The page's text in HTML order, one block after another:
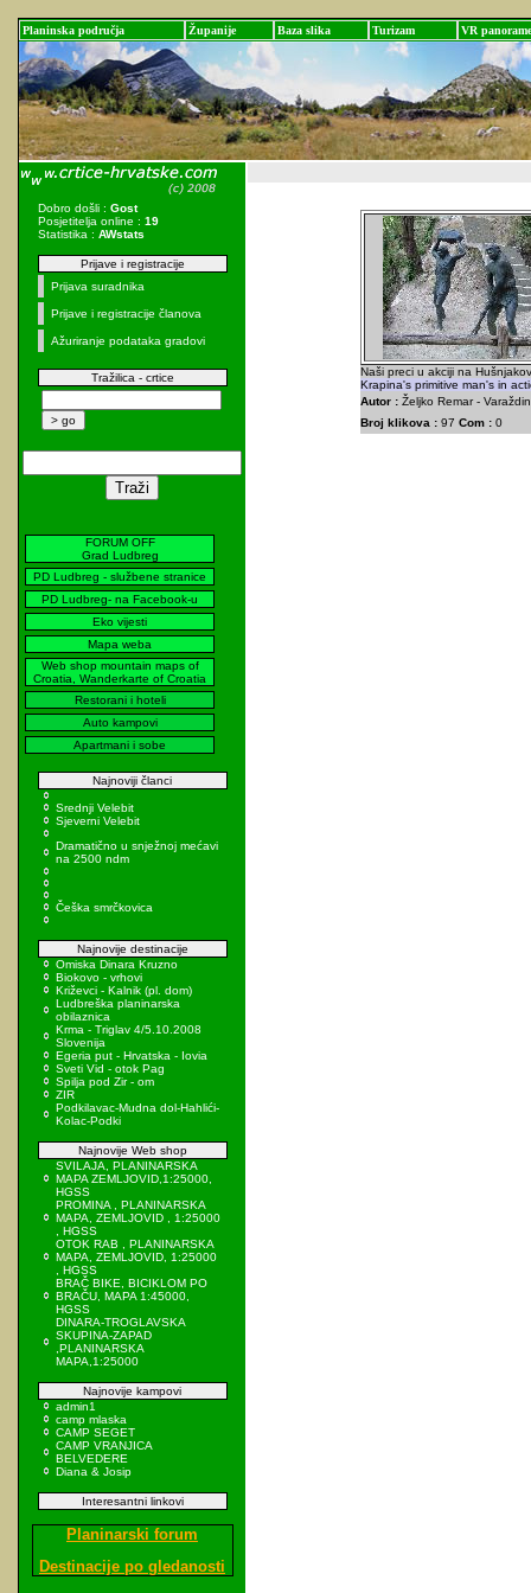
Planinska područja Županije Baza slika Turizam VR panorame
Dobro došli : Gost
Posjetitelja online : 19
Statistika : AWstats
Prijave i registracije
Prijava suradnika
Prijave i registracije članova
Ažuriranje podataka gradovi
Tražilica - crtice
FORUM OFF
Grad Ludbreg
PD Ludbreg - službene stranice
PD Ludbreg- na Facebook-u
Eko vijesti
Mapa weba
Web shop mountain maps of
Croatia, Wanderkarte of Croatia
Restorani i hoteli
Auto kampovi
Apartmani i sobe
Najnoviji članci
Srednji Velebit
Sjeverni Velebit
Dramatično u snježnoj mećavi
na 2500 ndm
Češka smrčkovica
Najnovije destinacije
Omiska Dinara Kruzno
Biokovo - vrhovi
Križevci - Kalnik (pl. dom)
Ludbreška planinarska
obilaznica
Krma - Triglav 4/5.10.2008
Slovenija
Egeria put - Hrvatska - Iovia
Sveti Vid - otok Pag
Spilja pod Zir - om
ZIR
Podkilavac-Mudna dol-Hahlići-
Kolac-Podki
Najnovije Web shop
SVILAJA, PLANINARSKA
MAPA ZEMLJOVID,1:25000,
HGSS
PROMINA , PLANINARSKA
MAPA, ZEMLJOVID , 1:25000
, HGSS
OTOK RAB , PLANINARSKA
MAPA, ZEMLJOVID, 1:25000
, HGSS
BRAČ BIKE, BICIKLOM PO
BRAČU, MAPA 1:45000,
HGSS
DINARA-TROGLAVSKA
SKUPINA-ZAPAD
,PLANINARSKA
MAPA,1:25000
Najnovije kampovi
admin1
camp mlaska
CAMP SEGET
CAMP VRANJICA
BELVEDERE
Diana & Josip
Interesantni linkovi
Planinarski forum
Destinacije po gledanosti
Naši preci u akciji na
Krapina's primitive man's in
Autor :Željko Remar - Varaždin
Broj klikova :97 Com :0